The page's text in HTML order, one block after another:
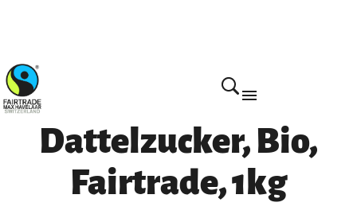
Home
Dattelzucker, Bio,
Fairtrade, 1kg